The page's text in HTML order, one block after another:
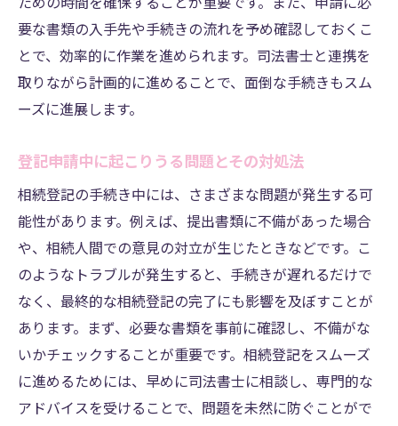
要な書類の入手先や手続きの流れを予め確認しておくこ
とで、効率的に作業を進められます。司法書士と連携を
取りながら計画的に進めることで、面倒な手続きもスム
ーズに進展します。
登記申請中に起こりうる問題とその対処法
相続登記の手続き中には、さまざまな問題が発生する可
能性があります。例えば、提出書類に不備があった場合
や、相続人間での意見の対立が生じたときなどです。こ
のようなトラブルが発生すると、手続きが遅れるだけで
なく、最終的な相続登記の完了にも影響を及ぼすことが
あります。まず、必要な書類を事前に確認し、不備がな
いかチェックすることが重要です。相続登記をスムーズ
に進めるためには、早めに司法書士に相談し、専門的な
アドバイスを受けることで、問題を未然に防ぐことがで